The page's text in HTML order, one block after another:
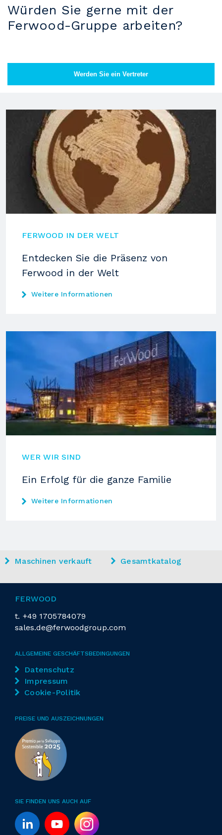
Würden Sie gerne mit der
Ferwood-Gruppe arbeiten?
Werden Sie ein Vertreter
FERWOOD IN DER WELT
Entdecken Sie die Präsenz von
Ferwood in der Welt
Weitere Informationen
WER WIR SIND
Ein Erfolg für die ganze Familie
Weitere Informationen
Maschinen verkauft Gesamtkatalog
FERWOOD
t. +49 1705784079
sales.de@ferwoodgroup.com
ALLGEMEINE GESCHÄFTSBEDINGUNGEN
Datenschutz
Impressum
Cookie-Politik
PREISE UND AUSZEICHNUNGEN
SIE FINDEN UNS AUCH AUF